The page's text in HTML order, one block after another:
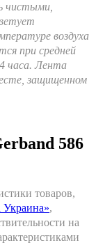
чистыми,
воздуха
при средней
часа. Лента
защищенном
586
товаров,
Украина»,
на